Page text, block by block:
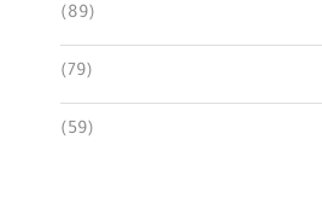
(89)
(79)
(59)